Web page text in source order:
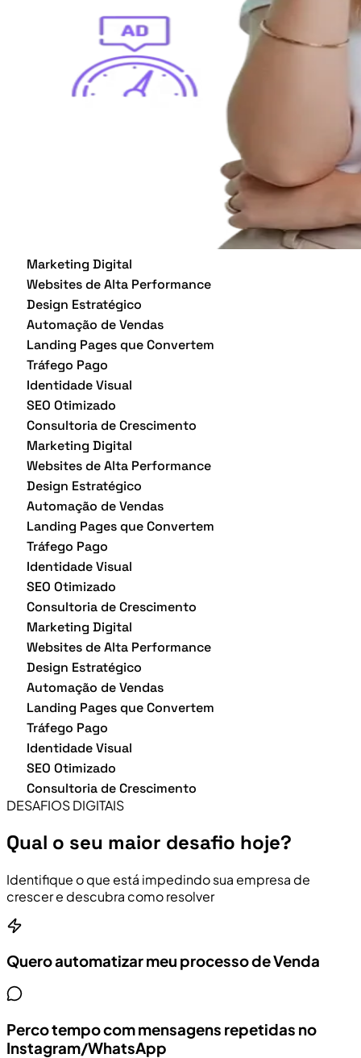
Marketing Digital
Websites de Alta Performance
Design Estratégico
Automação de Vendas
Landing Pages que Convertem
Tráfego Pago
Identidade Visual
SEO Otimizado
Consultoria de Crescimento
Marketing Digital
Websites de Alta Performance
Design Estratégico
Automação de Vendas
Landing Pages que Convertem
Tráfego Pago
Identidade Visual
SEO Otimizado
Consultoria de Crescimento
Marketing Digital
Websites de Alta Performance
Design Estratégico
Automação de Vendas
Landing Pages que Convertem
Tráfego Pago
Identidade Visual
SEO Otimizado
Consultoria de Crescimento
DESAFIOS DIGITAIS
Qual o seu maior desafio hoje?
Identifique o que está impedindo sua empresa de
crescer e descubra como resolver
Quero automatizar meu processo de Venda
Perco tempo com mensagens repetidas no
Instagram/WhatsApp